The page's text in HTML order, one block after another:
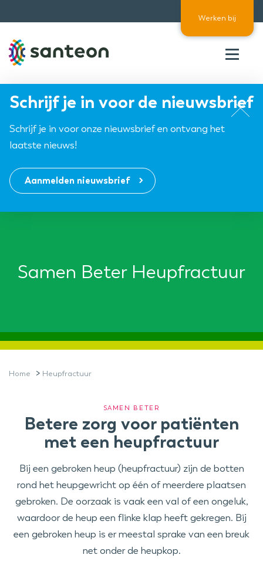
Werken bij
Toggle
Over Santeon
en cijfers
Waardegedreven zorg
aanpak
Samen Beter
Nieuws
Contact
Schrijf je in voor de nieuwsbrief
Schrijf je in voor onze nieuwsbrief en ontvang het
laatste nieuws!
Aanmelden nieuwsbrief
Samen Beter Heupfractuur
Home > Heupfractuur
SAMEN BETER
Betere zorg voor patiënten
met een heupfractuur
Bij een gebroken heup (heupfractuur) zijn de botten
rond het heupgewricht op één of meerdere plaatsen
gebroken. De oorzaak is vaak een val of een ongeluk,
waardoor de heup een flinke klap heeft gekregen. Bij
een gebroken heup is er meestal sprake van een breuk
net onder de heupkop.